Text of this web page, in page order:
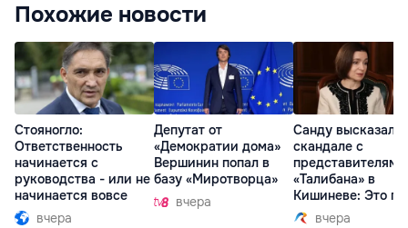
Похожие новости
Стояногло:
Ответственность
начинается с
руководства - или не
начинается вовсе
вчера
Депутат от
«Демократии дома»
Вершинин попал в
базу «Миротворца»
вчера
Санду
скандале с
представителями
«Талибана» в
Кишиневе: Это
вчера